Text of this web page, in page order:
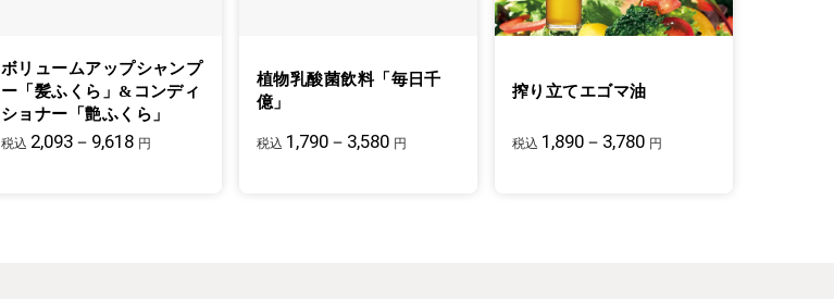
ボリュームアップシャンプ
ー「髪ふくら」&コンディ
ショナー「艶ふくら」
税込 2,093－9,618 円
植物乳酸菌飲料「毎日千
億」
税込 1,790－3,580 円
搾り立てエゴマ油
税込 1,890－3,780 円